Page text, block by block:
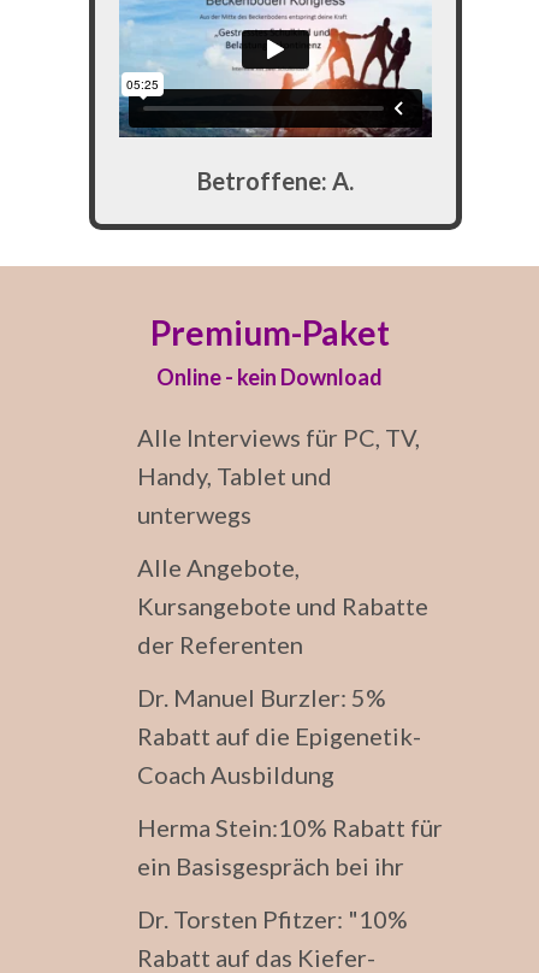
Betroffene: A.
Premium-Paket
Online - kein Download
Alle Interviews für PC, TV,
Handy, Tablet und
unterwegs
Alle Angebote,
Kursangebote und Rabatte
der Referenten
Dr. Manuel Burzler: 5%
Rabatt auf die Epigenetik-
Coach Ausbildung
Herma Stein:10% Rabatt für
ein Basisgespräch bei ihr
Dr. Torsten Pfitzer: "10%
Rabatt auf das Kiefer-